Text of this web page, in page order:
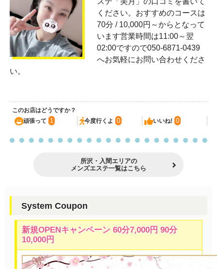
ください。おすすめのコースは
70分 / 10,000円～からとなって
います営業時間は11:00～翌
02:00ですので050-6871-0439
へお気軽にお問い合わせくださ
い。
このお店はどうですか？
頑張って
1 今度行くよ 0 いいね! 0
所沢・入間エリアの
メンズエステ一覧はこちら
System Coupon
新規OPENキャンペーン 60分7,000円 90分
10,000円